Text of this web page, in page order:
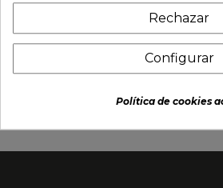
Ramen buldak Jajang
cup(SAMYANG) 105g
sopa
725g
12,25
Rechazar
Configurar
Política de cookies